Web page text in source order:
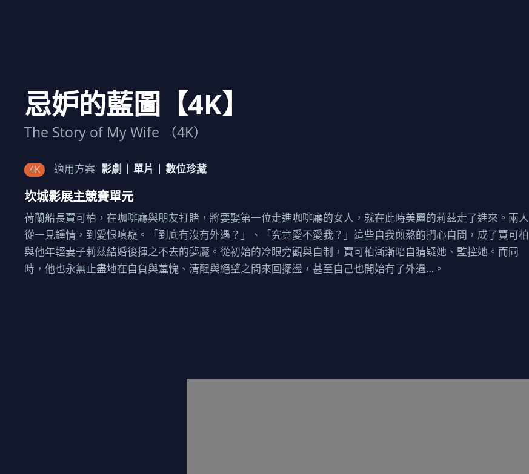
忌妒的藍圖【4K】
The Story of My Wife （4K）
4K 適用方案 影劇 單片 數位珍藏
坎城影展主競賽單元
荷蘭船長賈可柏，在咖啡廳與朋友打賭，將要娶第一位走進咖啡廳的女人，就在此時美麗的莉茲走了進來。兩人
從一見鍾情，到愛恨嗔癡。「到底有沒有外遇？」、「究竟愛不愛我？」這些自我煎熬的捫心自問，成了賈可柏
與他年輕妻子莉茲結婚後揮之不去的夢魘。從初始的冷眼旁觀與自制，賈可柏漸漸暗自猜疑她、監控她。而同
時，他也永無止盡地在自負與羞愧、清醒與絕望之間來回擺盪，甚至自己也開始有了外遇…。